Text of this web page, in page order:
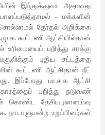
இந்துத்துவா அதாவது
– மக்களின்
சொல்லாமல் தேர்தல் அறிக்கை
கூட்டணி ஆட்சியில்தான்
பறித்து சரக்கு
புதிய சட்டத்தை
கூட்டணி ஆட்சிதான் நீட்
இப்போது பா.ச.க ஆட்சி
பறித்து நடுவண்
கொண்ட தேசியபுலானய்வு
நாடாளுமன்ற உறுப்பினர்கள்